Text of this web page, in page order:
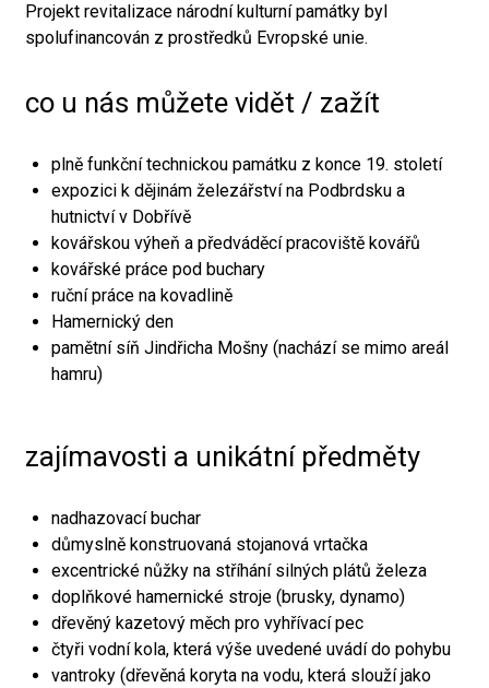
Projekt revitalizace národní kulturní památky byl
spolufinancován z prostředků Evropské unie.
co u nás můžete vidět / zažít
plně funkční technickou památku z konce 19. století
expozici k dějinám železářství na Podbrdsku a
hutnictví v Dobřívě
kovářskou výheň a předváděcí pracoviště kovářů
kovářské práce pod buchary
ruční práce na kovadlině
Hamernický den
pamětní síň Jindřicha Mošny (nachází se mimo areál
hamru)
zajímavosti a unikátní předměty
nadhazovací buchar
důmyslně konstruovaná stojanová vrtačka
excentrické nůžky na stříhání silných plátů železa
doplňkové hamernické stroje (brusky, dynamo)
dřevěný kazetový měch pro vyhřívací pec
čtyři vodní kola, která výše uvedené uvádí do pohybu
vantroky (dřevěná koryta na vodu, která slouží jako